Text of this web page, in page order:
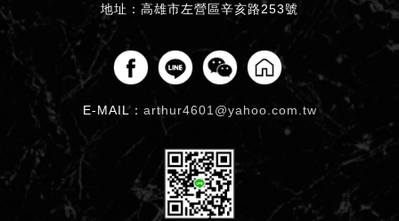
地址：高雄市左營區辛亥路253號
E-MAIL： arthur4601@yahoo.com.tw